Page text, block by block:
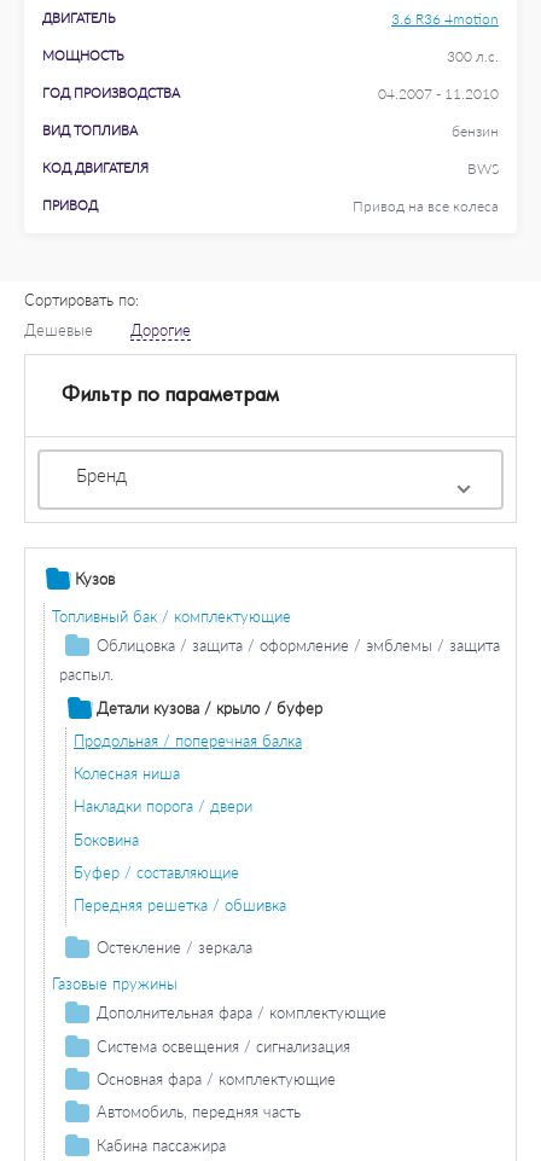
ДВИГАТЕЛЬ 3.6 R36 4motion
МОЩНОСТЬ 300 л.с.
ГОД ПРОИЗВОДСТВА 04.2007 - 11.2010
ВИД ТОПЛИВА бензин
КОД ДВИГАТЕЛЯ BWS
ПРИВОД Привод на все колеса
Сортировать по:
Дешевые
Дорогие
Фильтр по параметрам
Бренд
Кузов
Топливный бак / комплектующие
Облицовка / защита / оформление / эмблемы / защита
распыл.
Облицовка / защитная накладка
Детали кузова / крыло / буфер
Продольная / поперечная балка
Колесная ниша
Накладки порога / двери
Боковина
Буфер / составляющие
Передняя решетка / обшивка
Остекление / зеркала
Зеркала
Газовые пружины
Дополнительная фара / комплектующие
Противотуманная фара / комплектующие
Противотуманная фара лампа накаливания
Фара дальнего света / комплектующие
Лампа накаливания фара дальнего света
Система освещения / сигнализация
Задний фонарь / комплектующие
Задние фонари / комплектующие
Лампа накаливания задних фонарей
Фонарь сигнала торможения / комплектующие
Основная фара / комплектующие
Лампа накаливания основной фары
Автомобиль, передняя часть
Буфер / составляющие
Кабина пассажира